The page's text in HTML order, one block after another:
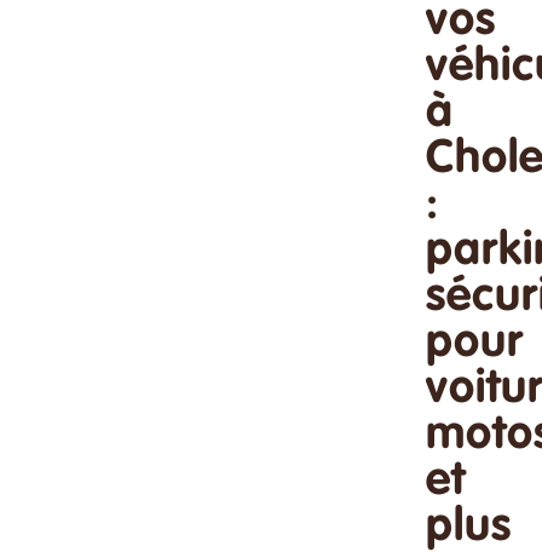
vos
à
:
pour
et
plus